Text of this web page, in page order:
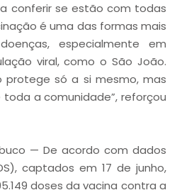
conferir se estão com todas
é uma das formas mais
especialmente em
viral, como o São João.
protege só a si mesmo, mas
a comunidade”, reforçou
— De acordo com dados
captados em 17 de junho,
doses da vacina contra a